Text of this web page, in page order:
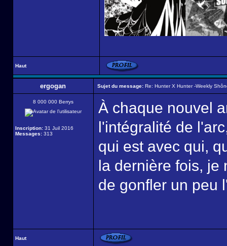
Haut
ergogan Sujet du message: Re: Hunter X Hunter -Weekly
8 000 000 Berrys
Inscription: 31 Juil 2016
Messages: 313
À chaque nouvel
l'intégralité de
qui est avec qui,
la dernière fois, je
de gonfler un peu
Haut